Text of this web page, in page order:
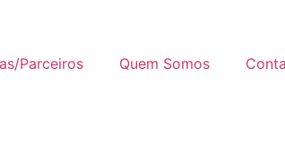
Parceiros Quem Somos